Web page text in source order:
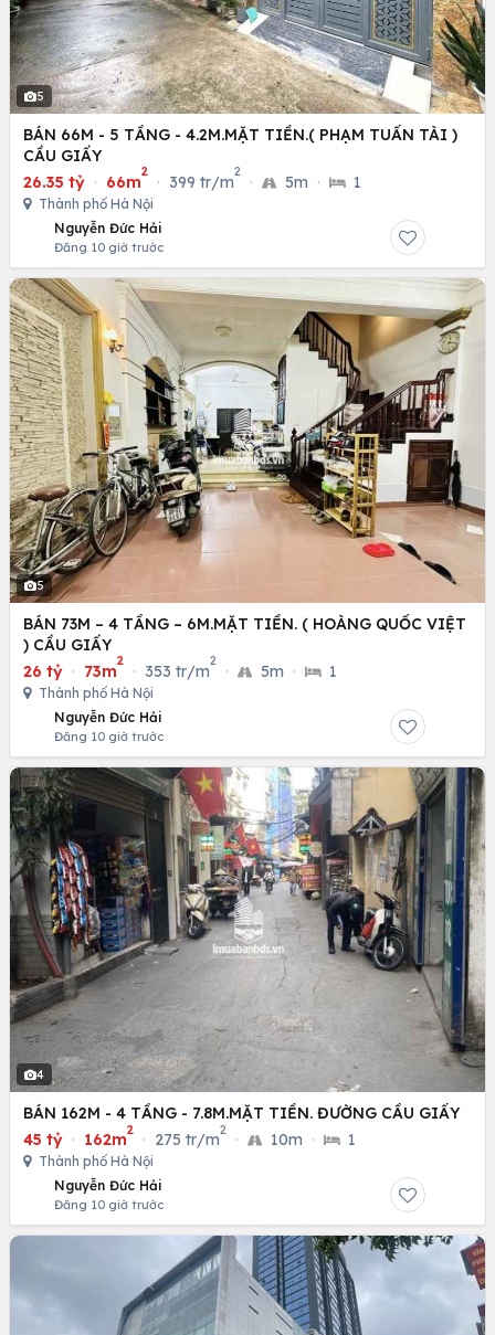
5
BÁN 66M - 5 TẦNG - 4.2M.MẶT TIỀN.( PHẠM TUẤN TÀI )
CẦU GIẤY
26.35 tỷ · 66m
2
· 399 tr/m
2
· 5m · 1
Thành phố Hà Nội
Nguyễn Đức Hải
Đăng 10 giờ trước
5
BÁN 73M – 4 TẦNG – 6M.MẶT TIỀN. ( HOÀNG QUỐC VIỆT
) CẦU GIẤY
26 tỷ · 73m
2
· 353 tr/m
2
· 5m · 1
Thành phố Hà Nội
Nguyễn Đức Hải
Đăng 10 giờ trước
4
BÁN 162M - 4 TẦNG - 7.8M.MẶT TIỀN. ĐƯỜNG CẦU GIẤY
45 tỷ · 162m
2
· 275 tr/m
2
· 10m · 1
Thành phố Hà Nội
Nguyễn Đức Hải
Đăng 10 giờ trước